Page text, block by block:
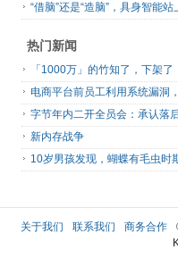
“借脑”还是“造脑”，具身智能站
热门新闻
「1000万」的竹知了，下架了
新内存战争
10岁男孩发现，蝴蝶有毛虫时
关于我们 联系我们 商务合作